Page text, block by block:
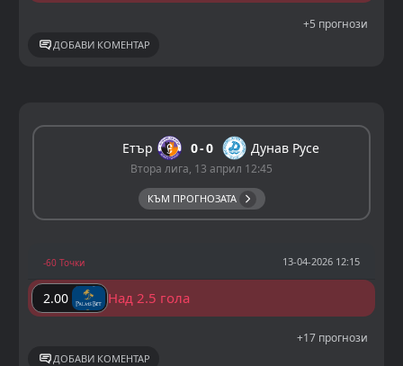
+5 прогнози
ДОБАВИ КОМЕНТАР
Етър 0 0 Дунав Русе
Втора лига, 13 април 12:45
КЪМ ПРОГНОЗАТА
-60 Точки 13-04-2026 12:15
2.00 Над 2.5 гола
+17 прогнози
ДОБАВИ КОМЕНТАР